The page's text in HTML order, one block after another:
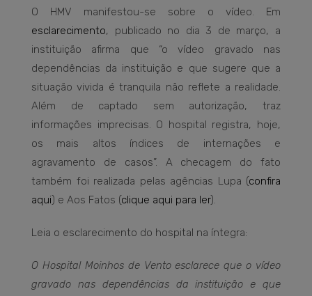
O HMV manifestou-se sobre o vídeo. Em
esclarecimento, publicado no dia 3 de março, a
instituição afirma que “o vídeo gravado nas
dependências da instituição e que sugere que a
situação vivida é tranquila não reflete a realidade.
Além de captado sem autorização, traz
informações imprecisas. O hospital registra, hoje,
os mais altos índices de internações e
agravamento de casos”. A checagem do fato
também foi realizada pelas agências Lupa (confira
aqui) e Aos Fatos (clique aqui para ler).
Leia o esclarecimento do hospital na íntegra:
O Hospital Moinhos de Vento esclarece que o vídeo
gravado nas dependências da instituição e que